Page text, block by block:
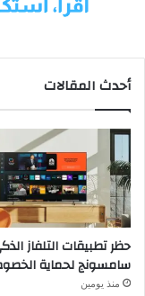
أحدث المقالات
حظر تطبيقات التلفاز
سامسونج لحماية
منذ يومين